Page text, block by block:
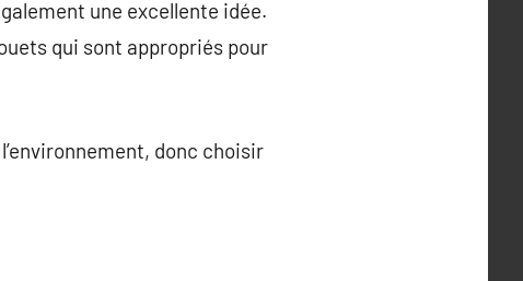
une excellente idée.
qui sont appropriés pour
donc choisir